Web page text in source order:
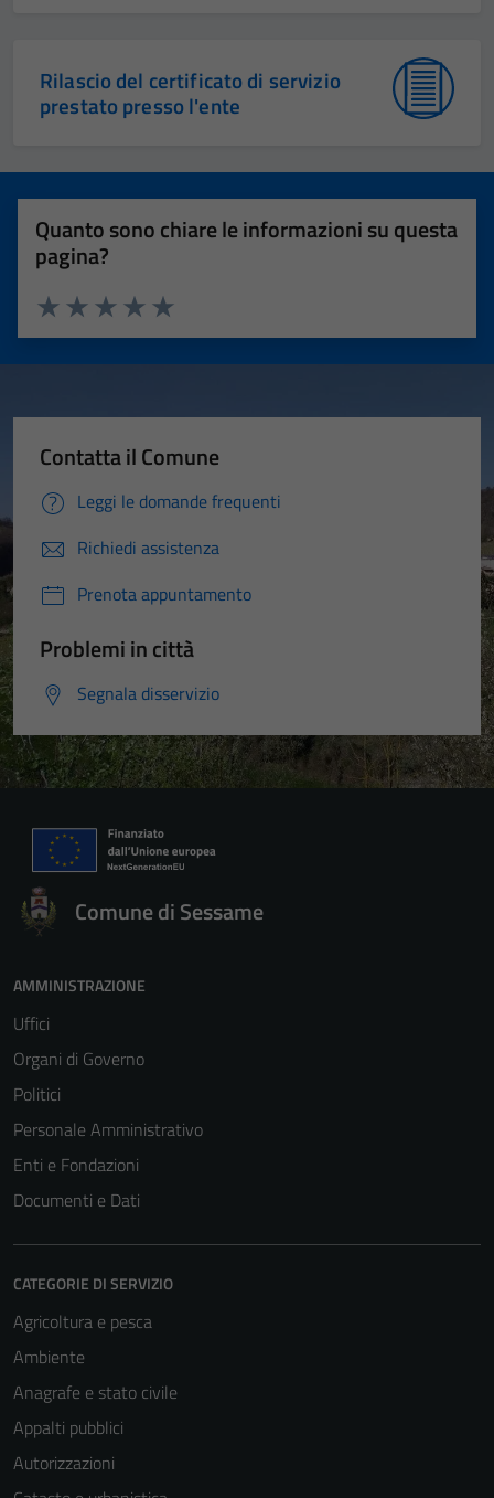
Rilascio del certificato di servizio
prestato presso l'ente
Quanto sono chiare le informazioni su questa
pagina?
Valuta 5 stelle su 5
Valuta 4 stelle su 5
Valuta 3 stelle su 5
Valuta 2 stelle su 5
Valuta 1 stelle su 5
Contatta il Comune
Leggi le domande frequenti
Richiedi assistenza
Prenota appuntamento
Problemi in città
Segnala disservizio
Comune di Sessame
AMMINISTRAZIONE
Uffici
Organi di Governo
Politici
Personale Amministrativo
Enti e Fondazioni
Documenti e Dati
CATEGORIE DI SERVIZIO
Agricoltura e pesca
Ambiente
Anagrafe e stato civile
Appalti pubblici
Autorizzazioni